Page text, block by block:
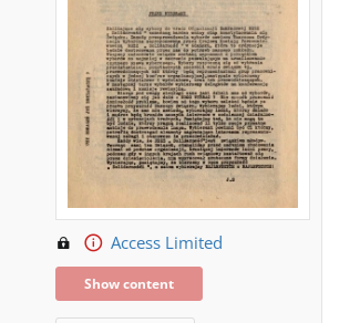
Access Limited
Show content